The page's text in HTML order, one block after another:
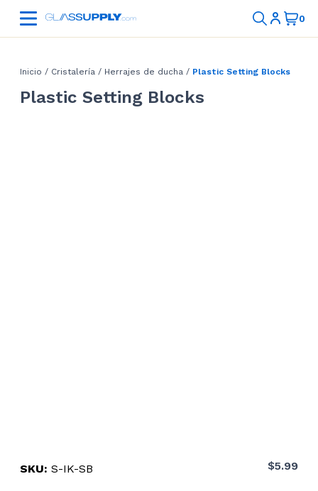
Inicio / Cristalería / Herrajes de ducha / Plastic Setting Blocks
Plastic Setting Blocks
SKU: S-IK-SB $5.99